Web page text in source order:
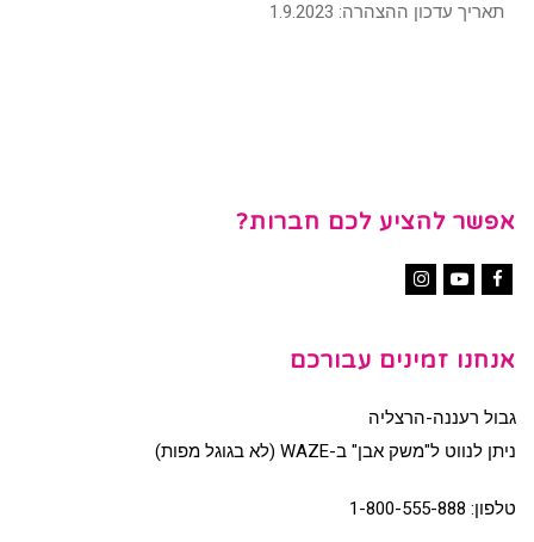
תאריך עדכון ההצהרה: 1.9.2023
אפשר להציע לכם חברות?
אנחנו זמינים עבורכם
גבול רעננה-הרצליה
ניתן לנווט ל"משק אבן" ב-WAZE (לא בגוגל מפות)
טלפון: 1-800-555-888